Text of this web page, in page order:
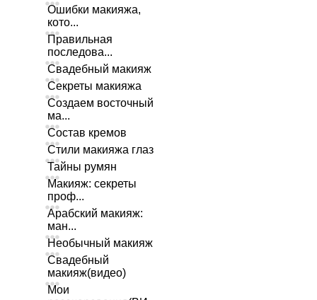
Ошибки макияжа,
кото...
Правильная
последова...
Свадебный макияж
Секреты макияжа
Создаем восточный
ма...
Состав кремов
Стили макияжа глаз
Тайны румян
Макияж: секреты
проф...
Арабский макияж:
ман...
Необычный макияж
Свадебный
макияж(видео)
Мои